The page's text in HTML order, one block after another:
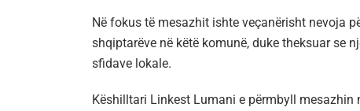
Në fokus të mesazhit ishte veçanërisht nevoja
shqiptarëve në këtë komunë, duke theksuar se
sfidave lokale.
Këshilltari Linkest Lumani e përmbyll mesazhin